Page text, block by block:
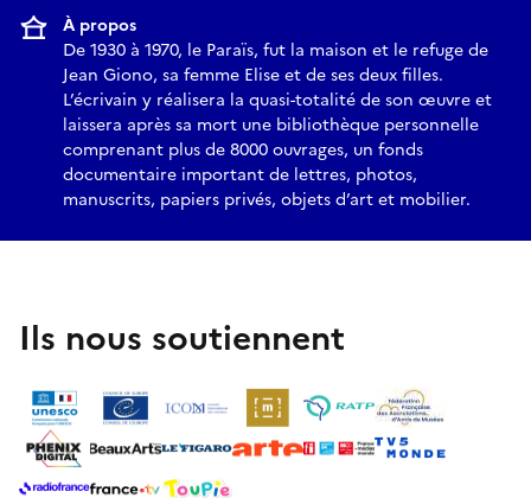
À propos
De 1930 à 1970, le Paraïs, fut la maison et le refuge de
Jean Giono, sa femme Elise et de ses deux filles.
L’écrivain y réalisera la quasi-totalité de son œuvre et
laissera après sa mort une bibliothèque personnelle
comprenant plus de 8000 ouvrages, un fonds
documentaire important de lettres, photos,
manuscrits, papiers privés, objets d’art et mobilier.
Ils nous soutiennent